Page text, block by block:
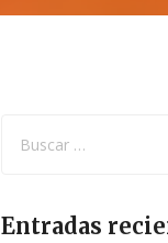
Entradas